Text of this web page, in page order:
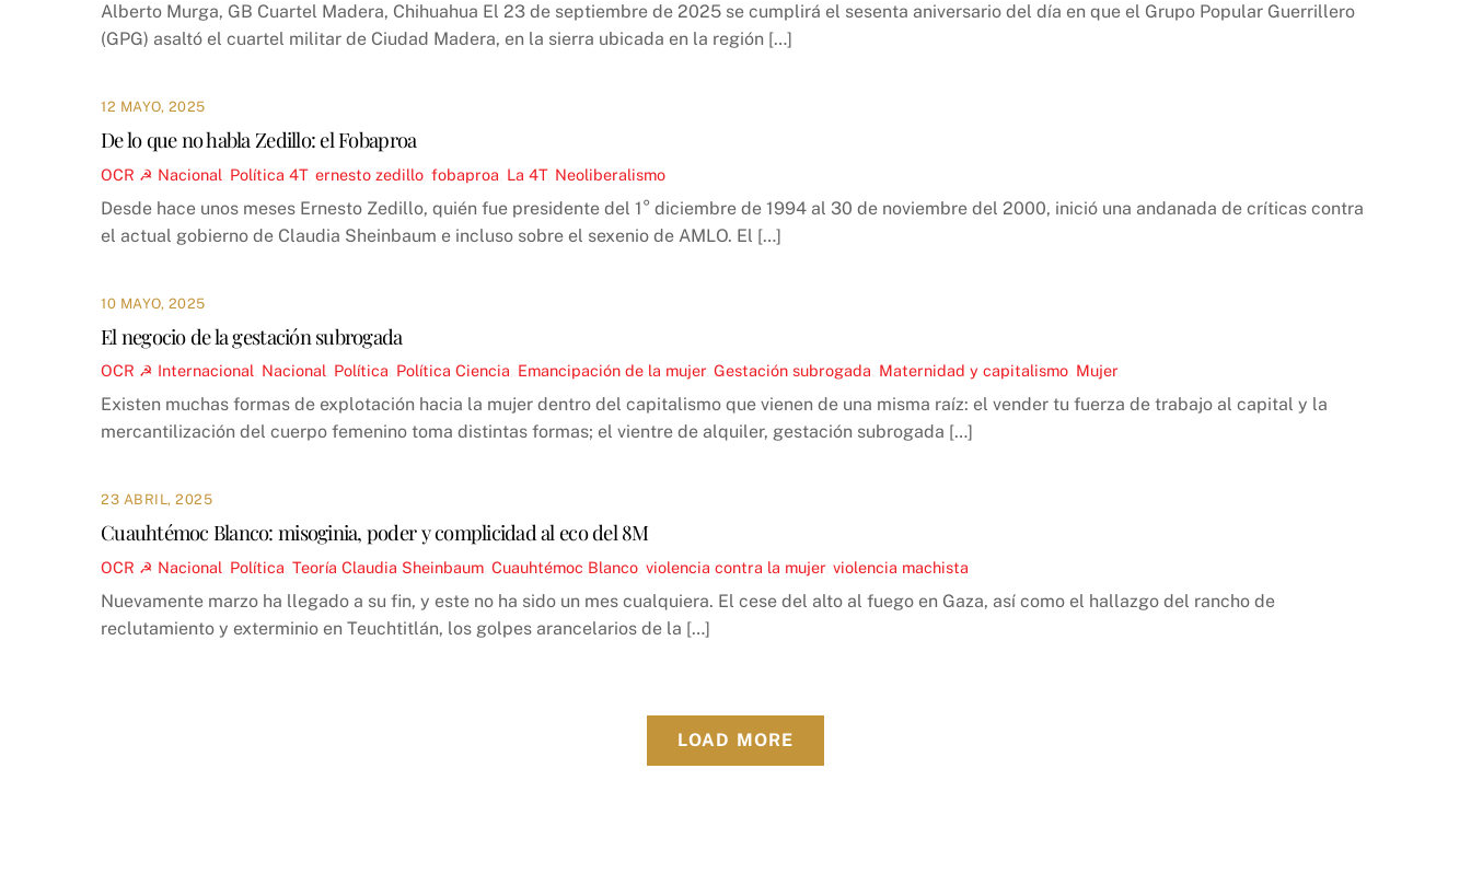
Alberto Murga, GB Cuartel Madera, Chihuahua El 23 de septiembre de 2025 se cumplirá el sesenta aniversario del día en que el Grupo Popular Guerrillero
(GPG) asaltó el cuartel militar de Ciudad Madera, en la sierra ubicada en la región […]
12 MAYO, 2025
De lo que no habla Zedillo: el Fobaproa
OCR ☭ Nacional Política 4T, ernesto zedillo fobaproa La 4T, Neoliberalismo
Desde hace unos meses Ernesto Zedillo, quién fue presidente del 1° diciembre de 1994 al 30 de noviembre del 2000, inició una andanada de críticas contra
el actual gobierno de Claudia Sheinbaum e incluso sobre el sexenio de AMLO. El […]
10 MAYO, 2025
El negocio de la gestación subrogada
OCR ☭ Internacional Nacional Política Política Ciencia Emancipación de la mujer, Gestación subrogada Maternidad y capitalismo Mujer
Existen muchas formas de explotación hacia la mujer dentro del capitalismo que vienen de una misma raíz: el vender tu fuerza de trabajo al capital y la
mercantilización del cuerpo femenino toma distintas formas; el vientre de alquiler, gestación subrogada […]
23 ABRIL, 2025
Cuauhtémoc Blanco: misoginia, poder y complicidad al eco del 8M
OCR ☭ Nacional Política Teoría Claudia Sheinbaum Cuauhtémoc Blanco violencia contra la mujer, violencia machista
Nuevamente marzo ha llegado a su fin, y este no ha sido un mes cualquiera. El cese del alto al fuego en Gaza, así como el hallazgo del rancho de
reclutamiento y exterminio en Teuchtitlán, los golpes arancelarios de la […]
LOAD MORE